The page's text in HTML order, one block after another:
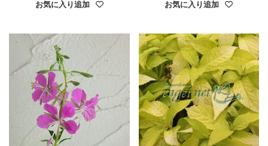
お気に入り追加 お気に入り追加